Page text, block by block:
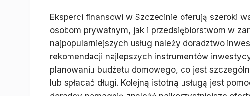
Eksperci finansowi w Szczecinie oferują szeroki
osobom prywatnym, jak i przedsiębiorstwom w
najpopularniejszych usług należy doradztwo
rekomendacji najlepszych instrumentów
planowaniu budżetu domowego, co jest
lub spłacać długi. Kolejną istotną usługą jest